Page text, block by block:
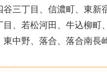
三丁目、信濃町、東
、若松河田、牛込柳
中野、落合、落合南長